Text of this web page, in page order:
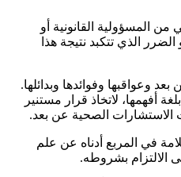
المسؤولية القانونية أو
الذي تتكبد نتيجة هذا
وعواقبها وفوائدها وبدائلها.
أفهمها، لاتخاذ قرار مستنير
الصحية عن بعد.
في المربع أدناه عن علم
الالتزام بشروطه.